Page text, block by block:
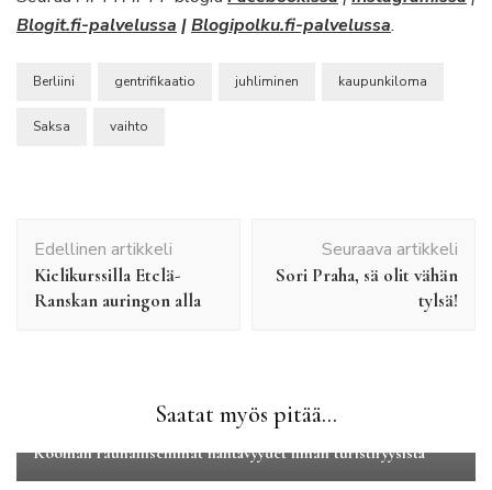
Blogit.fi-palvelussa |Blogipolku.fi-palvelussa.
Berliini gentrifikaatio juhliminen kaupunkiloma
Saksa vaihto
selaus
Edellinen artikkeli
Kielikurssilla Etelä-
Ranskan auringon alla
Seuraava artikkeli
Sori Praha, sä olit vähän
tylsä!
Saatat myös pitää...
Kaupunkilomat
Rooman rauhallisemmat nähtävyydet ilman turistiryysistä